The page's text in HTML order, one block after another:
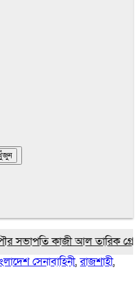
তারিক গ্রেপ্তার
পঞ্চগড়ে
সেনাবাহিনী,রাজশাহী,